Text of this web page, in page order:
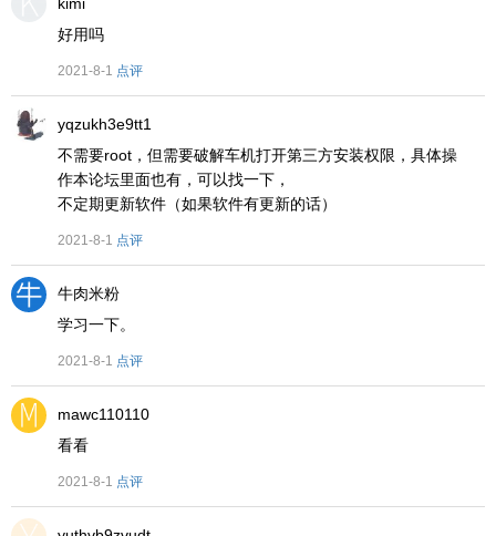
好用吗
2021-8-1 点评
yqzukh3e9tt1
不需要root，但需要破解车机打开第三方安装权限，具体操
作本论坛里面也有，可以找一下，
不定期更新软件（如果软件有更新的话）
2021-8-1 点评
牛肉米粉
学习一下。
2021-8-1 点评
mawc110110
看看
2021-8-1 点评